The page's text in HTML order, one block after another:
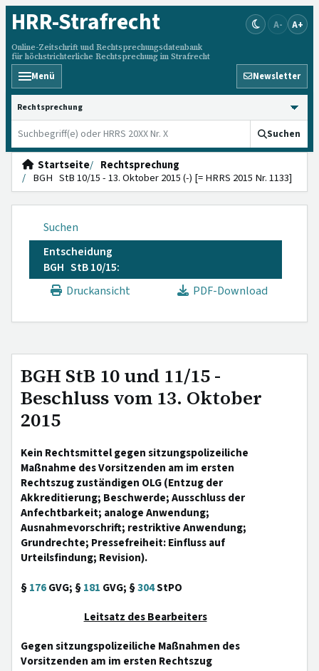
HRR-Strafrecht
Online-Zeitschrift und Rechtsprechungsdatenbank
für höchstrichterliche Rechtsprechung im Strafrecht
A- A+
Menü Newsletter
HRRS durchsuchen
Suchen
Startseite
Rechtsprechung
BGH StB 10/15 - 13. Oktober 2015 (-) [= HRRS 2015 Nr. 1133]
Suchen
Entscheidung
BGH StB 10/15:
Druckansicht
PDF-Download
BGH StB 10 und 11/15 -
Beschluss vom 13. Oktober
2015
Kein Rechtsmittel gegen sitzungspolizeiliche
Maßnahme des Vorsitzenden am im ersten
Rechtszug zuständigen OLG (Entzug der
Akkreditierung; Beschwerde; Ausschluss der
Anfechtbarkeit; analoge Anwendung;
Ausnahmevorschrift; restriktive Anwendung;
Grundrechte; Pressefreiheit: Einfluss auf
Urteilsfindung; Revision).
§176GVG; §181 GVG; §304StPO
Leitsatz des Bearbeiters
Gegen sitzungspolizeiliche Maßnahmen des
Vorsitzenden am im ersten Rechtszug